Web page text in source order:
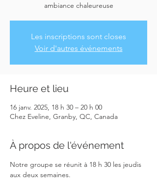
ambiance chaleureuse
Les inscriptions sont closes
Voir d'autres événements
Heure et lieu
16 janv. 2025, 18 h 30 – 20 h 00
Chez Eveline, Granby, QC, Canada
À propos de l'événement
Notre groupe se réunit à 18 h 30 les jeudis
aux deux semaines.